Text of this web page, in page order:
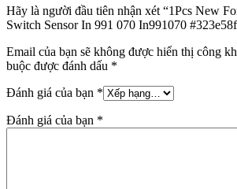
Hãy là người đầu tiên nhận xét “1Pcs New
Switch Sensor In 991 070 In991070
Email của bạn sẽ không được hiển thị công
buộc được đánh dấu *
Đánh giá của bạn *
Đánh giá của bạn *